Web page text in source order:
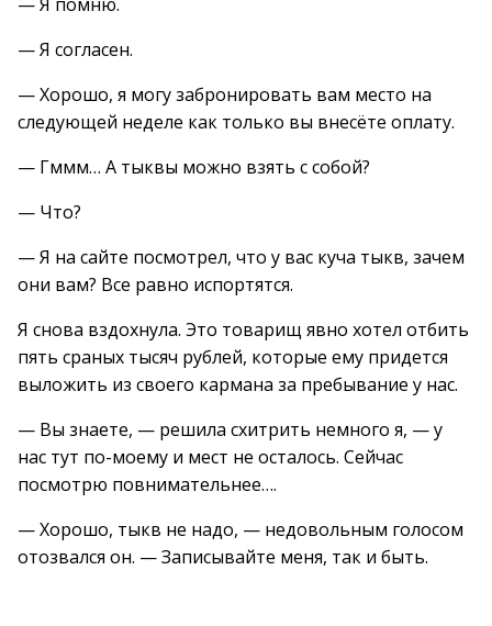
— Я согласен.
— Хорошо, я могу забронировать вам место на
следующей неделе как только вы внесёте оплату.
— Гммм… А тыквы можно взять с собой?
— Что?
— Я на сайте посмотрел, что у вас куча тыкв, зачем
они вам? Все равно испортятся.
Я снова вздохнула. Это товарищ явно хотел отбить
пять сраных тысяч рублей, которые ему придется
выложить из своего кармана за пребывание у нас.
— Вы знаете, — решила схитрить немного я, — у
нас тут по-моему и мест не осталось. Сейчас
посмотрю повнимательнее….
— Хорошо, тыкв не надо, — недовольным голосом
отозвался он. — Записывайте меня, так и быть.